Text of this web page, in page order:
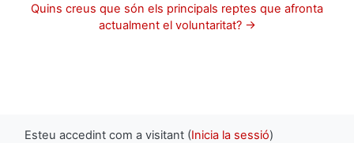
Quins creus que són els principals reptes que afronta
actualment el voluntaritat? →
Esteu accedint com a visitant (Inicia la sessió)